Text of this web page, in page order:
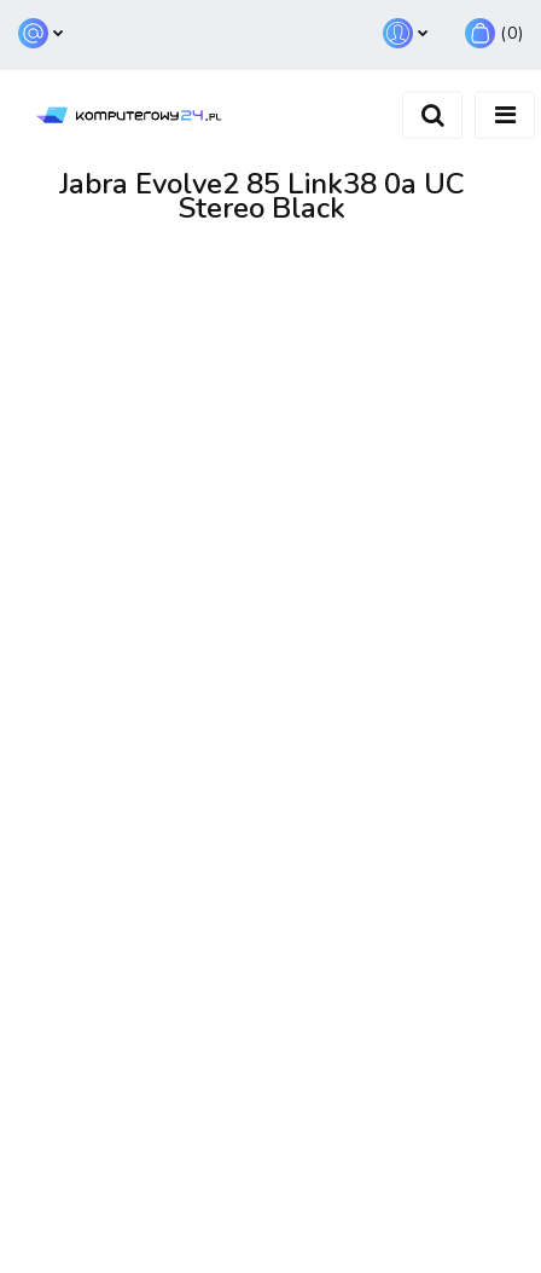
Zarejestruj się
(0)
Jabra Evolve2 85 Link38 0a UC
Stereo Black